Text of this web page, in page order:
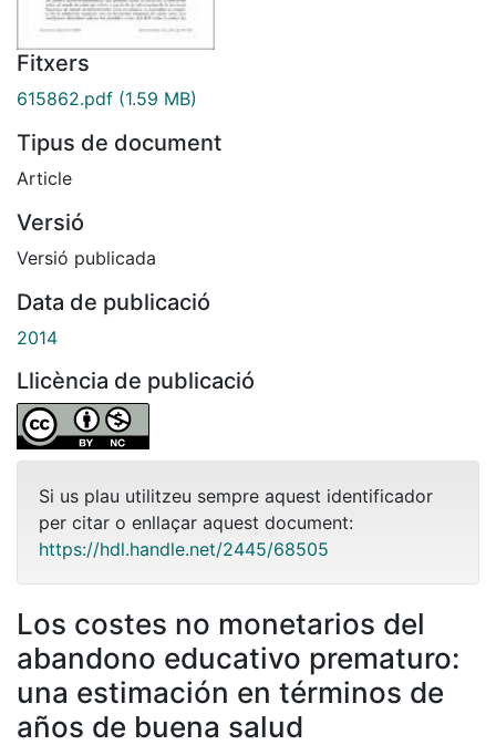
Fitxers
615862.pdf (1.59 MB)
Tipus de document
Article
Versió
Versió publicada
Data de publicació
2014
Llicència de publicació
Si us plau utilitzeu sempre aquest identificador
per citar o enllaçar aquest document:
https://hdl.handle.net/2445/68505
Los costes no monetarios del
abandono educativo prematuro:
una estimación en términos de
años de buena salud